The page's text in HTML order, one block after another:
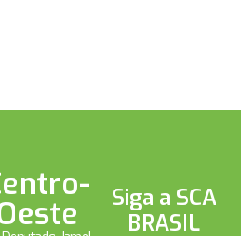
Siga a SCA
BRASIL